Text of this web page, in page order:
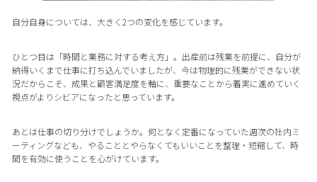
自分自身については、大きく2つの変化を感じています。
ひとつ目は「時間と業務に対する考え方」。出産前は残業を前提に、自分が
納得いくまで仕事に打ち込んでいましたが、今は物理的に残業ができない状
況だからこそ、成果と顧客満足度を軸に、重要なことから着実に進めていく
視点がよりシビアになったと思っています。
あとは仕事の切り分けでしょうか。何となく定番になっていた週次の社内ミ
ーティングなども、やることとやらなくてもいいことを整理・短縮して、時
間を有効に使うことを心がけています。